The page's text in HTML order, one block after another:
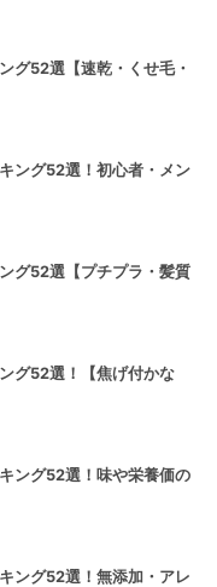
グ52選【速乾・くせ毛・
ング52選！初心者・メン
グ52選【プチプラ・髪質
グ52選！【焦げ付かな
ング52選！味や栄養価の
ング52選！無添加・アレ